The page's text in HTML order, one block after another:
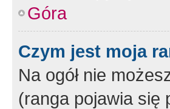
Góra
Czym jest moja
Na ogół nie
(ranga pojawia się